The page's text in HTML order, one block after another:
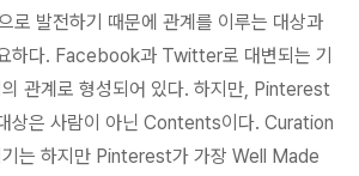
로 발전하기 때문에 관계를 이루는 대상과
하다. Facebook과 Twitter로 대변되는 기
관계로 형성되어 있다. 하지만, Pinterest
상은 사람이 아닌 Contents이다. Curation
기는 하지만 Pinterest가 가장 Well Made